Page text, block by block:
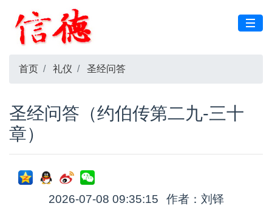
首页 礼仪 圣经问答
圣经问答（约伯传第二九-三十
章）
2026-07-08 09:35:15 作者：刘铎